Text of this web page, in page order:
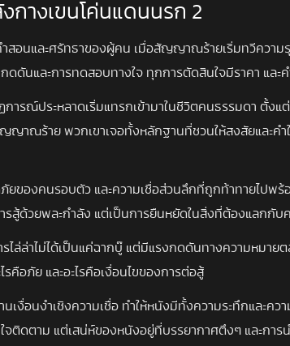
กางเขนโค่นแดนนรก 2
สอนและศรัทธาของผู้คน เมื่อสัญญาณร้ายเริ่มทวีควา
และการทดสอบทางใจ ทุกการตัดสินใจมีราคา และค
รณ์ประหลาดเริ่มแทรกเข้ามาในชีวิตคนธรรมดา ตั้ง
าณร้าย พวกเขาเจอทั้งหลักฐานที่ชวนให้สงสัยและคำ
ของคนรอบตัว และความเชื่อส่วนลึกที่ถูกท้าทายไปพ
สู้ด้วยพละกำลัง แต่เป็นการยืนหยัดในสิ่งที่ต้องแลกกับ
รไล่ล่าไม่ได้เป็นแค่ฉากบู๊ แต่มีแรงกดดันทางความหม
อภัย และอะไรคือเงื่อนไขของการต่อสู้
อนงำเชิงความเชื่อ ทำให้หนังมีทั้งความระทึกและควา
ติดตาม แต่เสน่ห์ของหนังอยู่ที่บรรยากาศตึงๆ และกา